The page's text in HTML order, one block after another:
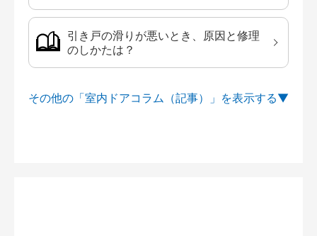
引き戸の滑りが悪いとき、原因と修理
のしかたは？
その他の「室内ドアコラム（記事）」を